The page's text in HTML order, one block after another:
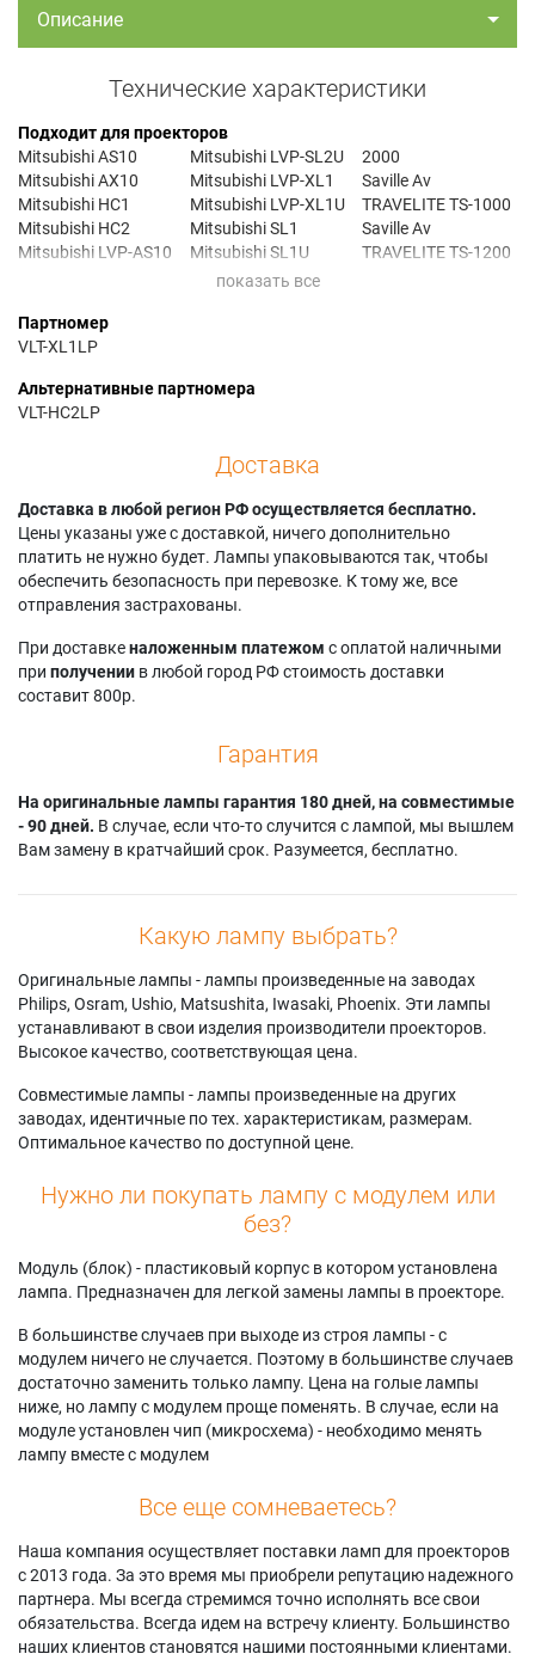
Описание
Технические характеристики
Подходит для проекторов
Mitsubishi AS10
Mitsubishi AX10
Mitsubishi HC1
Mitsubishi HC2
Mitsubishi LVP-AS10
Mitsubishi LVP-HC2
Mitsubishi LVP-SL1
Mitsubishi LVP-SL2
Mitsubishi LVP-SL2U
Mitsubishi LVP-XL1
Mitsubishi LVP-XL1U
Mitsubishi SL1
Mitsubishi SL1U
Mitsubishi SL2
TRAVELITE TMX-
2000
Saville Av
TRAVELITE TS-1000
Saville Av
TRAVELITE TS-1200
Партномер
VLT-XL1LP
Альтернативные партномера
VLT-HC2LP
Доставка
Доставка в любой регион РФ осуществляется бесплатно.
Цены указаны уже с доставкой, ничего дополнительно
платить не нужно будет. Лампы упаковываются так, чтобы
обеспечить безопасность при перевозке. К тому же, все
отправления застрахованы.
При доставкеналоженным платежом с оплатой наличными
при получении в любой город РФ стоимость доставки
составит 800р.
Гарантия
На оригинальные лампы гарантия 180 дней, на совместимые
- 90 дней. В случае, если что-то случится с лампой, мы вышлем
Вам замену в кратчайший срок. Разумеется, бесплатно.
Какую лампу выбрать?
Оригинальные лампы - лампы произведенные на заводах
Philips, Osram, Ushio, Matsushita, Iwasaki, Phoenix. Эти лампы
устанавливают в свои изделия производители проекторов.
Высокое качество, соответствующая цена.
Совместимые лампы - лампы произведенные на других
заводах, идентичные по тех. характеристикам, размерам.
Оптимальное качество по доступной цене.
Нужно ли покупать лампу с модулем или
без?
Модуль (блок) - пластиковый корпус в котором установлена
лампа. Предназначен для легкой замены лампы в проекторе.
В большинстве случаев при выходе из строя лампы - с
модулем ничего не случается. Поэтому в большинстве случаев
достаточно заменить только лампу. Цена на голые лампы
ниже, но лампу с модулем проще поменять. В случае, если на
модуле установлен чип (микросхема) - необходимо менять
лампу вместе с модулем
Все еще сомневаетесь?
Наша компания осуществляет поставки ламп для проекторов
с 2013 года. За это время мы приобрели репутацию надежного
партнера. Мы всегда стремимся точно исполнять все свои
обязательства. Всегда идем на встречу клиенту. Большинство
наших клиентов становятся нашими постоянными клиентами.